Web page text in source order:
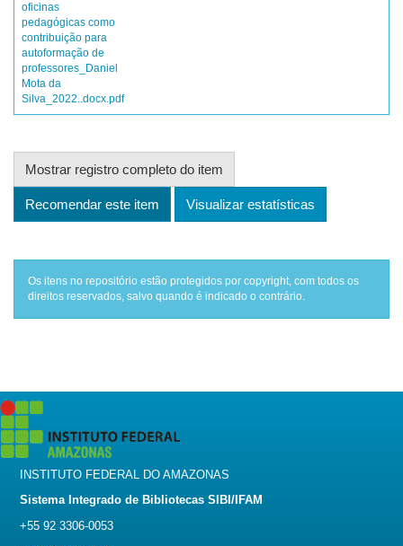
oficinas
pedagógicas como
contribuição para
autoformação de
professores_Daniel
Mota da
Silva_2022..docx.pdf
Mostrar registro completo do item
Recomendar este item Visualizar estatísticas
Os itens no repositório estão protegidos por copyright, com todos os
direitos reservados, salvo quando é indicado o contrário.
INSTITUTO FEDERAL DO AMAZONAS
Sistema Integrado de Bibliotecas SIBI/IFAM
+55 92 3306-0053